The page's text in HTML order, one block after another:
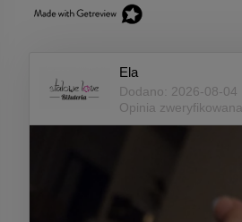
Ela
Dodano: 2026-08-04
Opinia zweryfikowana